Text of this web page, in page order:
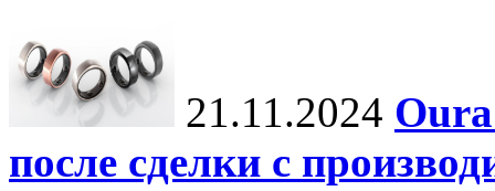
21.11.2024
после сделки с